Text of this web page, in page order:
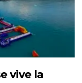
vive la